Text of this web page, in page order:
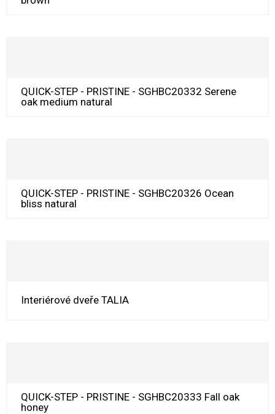
QUICK-STEP - PRISTINE - SGHBC20332 Serene
oak medium natural
QUICK-STEP - PRISTINE - SGHBC20326 Ocean
bliss natural
Interiérové dveře TALIA
QUICK-STEP - PRISTINE - SGHBC20333 Fall oak
honey